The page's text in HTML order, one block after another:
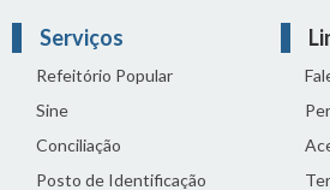
Serviços
Refeitório Popular
Sine
Conciliação
Posto de Identificação